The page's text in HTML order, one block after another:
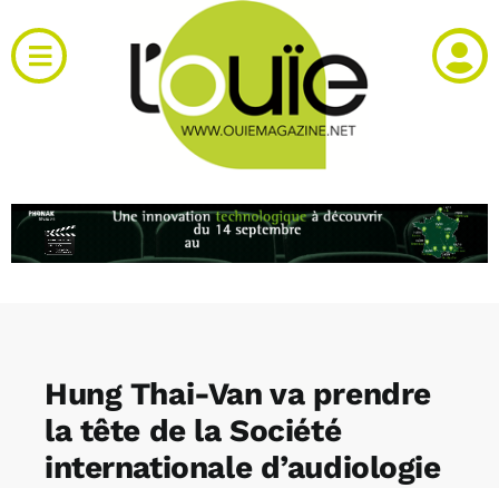
au
contenu
Toggle
Navigation
RH et emploi
Agenda
Hung Thai-Van va prendre
la tête de la Société
internationale d’audiologie